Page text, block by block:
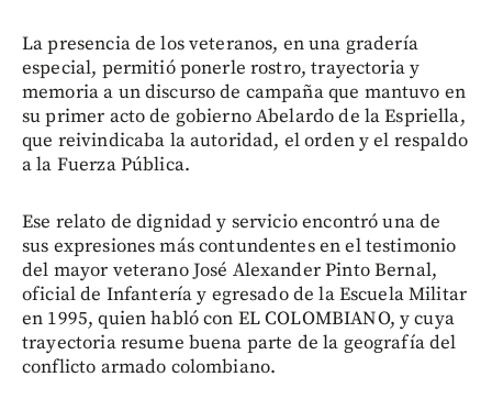
La presencia de los veteranos, en una gradería
especial, permitió ponerle rostro, trayectoria y
memoria a un discurso de campaña que mantuvo en
su primer acto de gobierno Abelardo de la Espriella,
que reivindicaba la autoridad, el orden y el respaldo
a la Fuerza Pública.
Ese relato de dignidad y servicio encontró una de
sus expresiones más contundentes en el testimonio
del mayor veterano José Alexander Pinto Bernal,
oficial de Infantería y egresado de la Escuela Militar
en 1995, quien habló con EL COLOMBIANO, y cuya
trayectoria resume buena parte de la geografía del
conflicto armado colombiano.